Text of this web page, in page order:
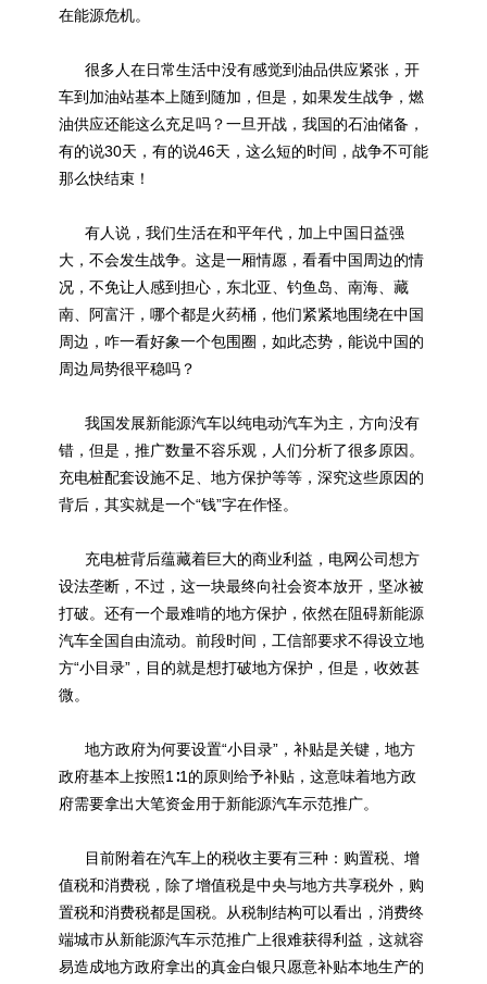
在能源危机。
很多人在日常生活中没有感觉到油品供应紧张，开
车到加油站基本上随到随加，但是，如果发生战争，燃
油供应还能这么充足吗？一旦开战，我国的石油储备，
有的说30天，有的说46天，这么短的时间，战争不可能
那么快结束！
有人说，我们生活在和平年代，加上中国日益强
大，不会发生战争。这是一厢情愿，看看中国周边的情
况，不免让人感到担心，东北亚、钓鱼岛、南海、藏
南、阿富汗，哪个都是火药桶，他们紧紧地围绕在中国
周边，咋一看好象一个包围圈，如此态势，能说中国的
周边局势很平稳吗？
我国发展新能源汽车以纯电动汽车为主，方向没有
错，但是，推广数量不容乐观，人们分析了很多原因。
充电桩配套设施不足、地方保护等等，深究这些原因的
背后，其实就是一个“钱”字在作怪。
充电桩背后蕴藏着巨大的商业利益，电网公司想方
设法垄断，不过，这一块最终向社会资本放开，坚冰被
打破。还有一个最难啃的地方保护，依然在阻碍新能源
汽车全国自由流动。前段时间，工信部要求不得设立地
方“小目录”，目的就是想打破地方保护，但是，收效甚
微。
地方政府为何要设置“小目录”，补贴是关键，地方
政府基本上按照1∶1的原则给予补贴，这意味着地方政
府需要拿出大笔资金用于新能源汽车示范推广。
目前附着在汽车上的税收主要有三种：购置税、增
值税和消费税，除了增值税是中央与地方共享税外，购
置税和消费税都是国税。从税制结构可以看出，消费终
端城市从新能源汽车示范推广上很难获得利益，这就容
易造成地方政府拿出的真金白银只愿意补贴本地生产的